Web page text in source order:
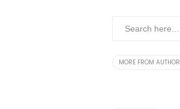
MORE FROM AUTHOR